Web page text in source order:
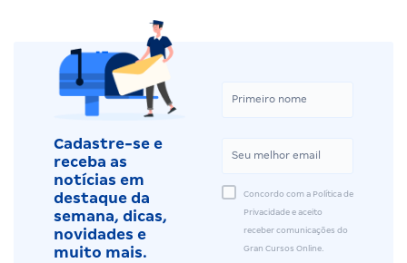
Cadastre-se e
receba as
notícias em
destaque da
semana, dicas,
novidades e
muito mais.
Concordo com a Política de
Privacidade e aceito
receber comunicações do
Gran Cursos Online.